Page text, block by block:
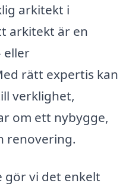
arkitekt i
arkitekt är en
eller
rätt expertis kan
verklighet,
om ett nybygge,
renovering.
gör vi det enkelt